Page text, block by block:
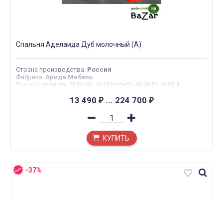
Спальня Аделаида Дуб молочный (А)
Страна производства: Россия
Фабрика: Арида Мебель
Размер : кровать 210x181.2x135 тумба 46.8x51.2x50.4
5 дв 189x66.5x22513 490 ₽... 224 700 ₽
КУПИТЬ
-37%